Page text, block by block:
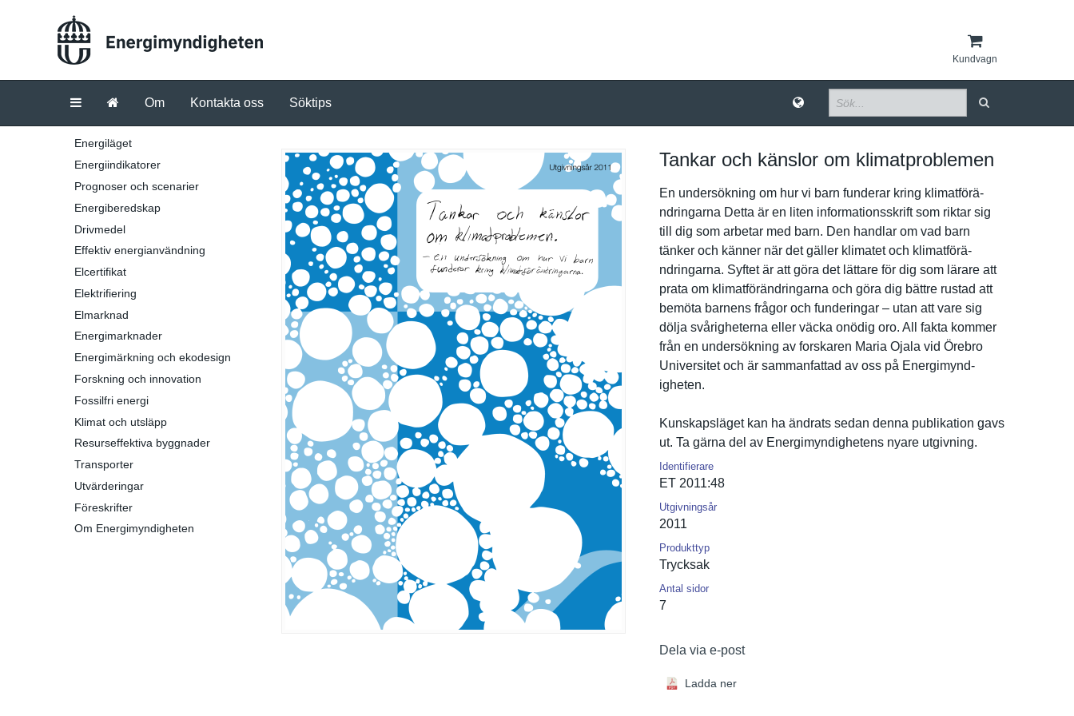
Kundvagn
Om Kontakta oss Söktips
Energiläget
Energiindikatorer
Prognoser och scenarier
Energiberedskap
Drivmedel
Effektiv energianvändning
Elcertifikat
Elektrifiering
Elmarknad
Energimarknader
Energimärkning och ekodesign
Forskning och innovation
Fossilfri energi
Klimat och utsläpp
Resurseffektiva byggnader
Transporter
Utvärderingar
Föreskrifter
Om Energimyndigheten
Tankar och känslor om klimatproblemen
En undersökni­ng om hur vi barn funderar kring klimatförä­
ndringarna Detta är en liten informatio­nsskrift som riktar sig
till dig som arbetar med barn. Den handlar om vad barn
tänker och känner när det gäller klimatet och klimatförä­
ndringarna. Syftet är att göra det lättare för dig som lärare att
prata om klimatförä­ndringarna och göra dig bättre rustad att
bemöta barnens frågor och funderinga­r – utan att vare sig
dölja svårighete­rna eller väcka onödig oro. All fakta kommer
från en undersökni­ng av forskaren Maria Ojala vid Örebro
Universite­t och är sammanfatt­ad av oss på Energimynd­
igheten.
Kunskapslä­get kan ha ändrats sedan denna publikatio­n gavs
ut. Ta gärna del av Energimynd­ighetens nyare utgivning.
Identifierare
ET 2011:48
Utgivningsår
2011
Produkttyp
Trycksak
Antal sidor
7
Dela via e-post
Ladda ner